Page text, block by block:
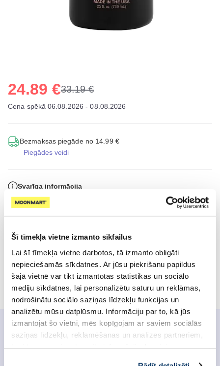
Šī tīmekļa vietne izmanto sīkfailus
Lai šī tīmekļa vietne darbotos, tā izmanto obligāti
nepieciešamās sīkdatnes. Ar jūsu piekrišanu papildus
šajā vietnē var tikt izmantotas statistikas un sociālo
mediju sīkdatnes, lai personalizētu saturu un reklāmas,
nodrošinātu sociālo saziņas līdzekļu funkcijas un
analizētu mūsu datplūsmu. Informāciju par to, kā jūs
izmantojat šo vietni, mēs kopīgojam ar saviem sociālās
saziņas līdzekļu, reklamēšanas un analīzes partneriem,
24.89 €33.19 €
Cena spēkā 06.08.2026 - 08.08.2026
Bezmaksas piegāde no 14.99 €
Piegādes veidi
Maigi attīrošs šampūns ar melno ķimeņu eļļu.
Uzzināt vairāk
Svarīga informācija
Produkta izskats var atšķirties no fotoattēlā redzamā.
Uzmanību! Pirms produkta lietošanas, lūdzu, pārbaudiet
sastāvu uz iepakojuma. Precīzākais un aktuālākais